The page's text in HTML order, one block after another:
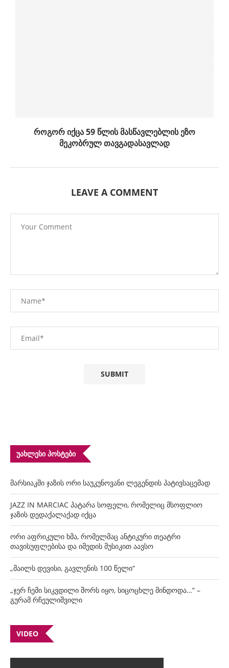
როგორ იქცა 59 წლის მასწავლებლის ეზო
მეკობრულ თავგადასავლად
LEAVE A COMMENT
ᲣᲐᲮᲚᲔᲡᲘ ᲞᲝᲡᲢᲔᲑᲘ
მარსიაკში ჯაზის ორი საუკუნოვანი ლეგენდის პატივსაცემად
JAZZ IN MARCIAC პატარა სოფელი, რომელიც მსოფლიო
ჯაზის დედაქალაქად იქცა
ორი აფრიკული ხმა, რომელმაც ანტიკური თეატრი
თავისუფლებისა და იმედის მუსიკით აავსო
„მაილს დევისი, გავლენის 100 წელი“
„ჯერ ჩემი სიკვდილი შორს იყო, სიცოცხლე მინდოდა…“ –
გურამ რჩეულიშვილი
VIDEO